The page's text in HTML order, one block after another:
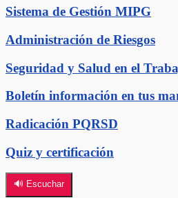
Sistema de Gestión MIPG
Administración de Riesgos
Seguridad y Salud en el
Boletín información en tus
Radicación PQRSD
Quiz y certificación
🔊 Escuchar